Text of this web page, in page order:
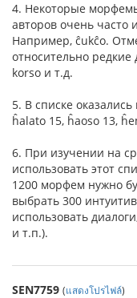
4. Некоторые
авторов очень часто
Например, ĉukĉo.
относительно редкие
korso и т.д.
5. В списке
ĥalato 15, ĥaoso 13,
6. При изучении на
использовать этот
1200 морфем нужно
выбрать 300
использовать
и т.п.).
SEN7759 (แสดงโปรไฟล์)